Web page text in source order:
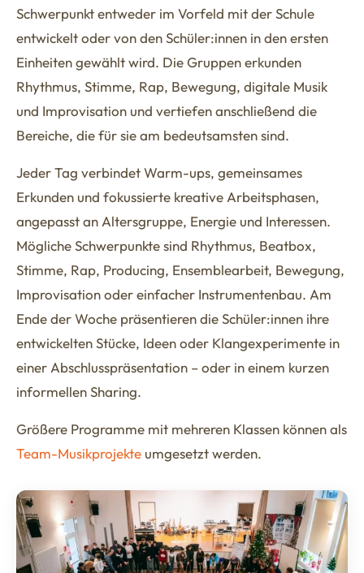
Schwerpunkt entweder im Vorfeld mit der Schule
entwickelt oder von den Schüler:innen in den ersten
Einheiten gewählt wird. Die Gruppen erkunden
Rhythmus, Stimme, Rap, Bewegung, digitale Musik
und Improvisation und vertiefen anschließend die
Bereiche, die für sie am bedeutsamsten sind.
Jeder Tag verbindet Warm-ups, gemeinsames
Erkunden und fokussierte kreative Arbeitsphasen,
angepasst an Altersgruppe, Energie und Interessen.
Mögliche Schwerpunkte sind Rhythmus, Beatbox,
Stimme, Rap, Producing, Ensemblearbeit, Bewegung,
Improvisation oder einfacher Instrumentenbau. Am
Ende der Woche präsentieren die Schüler:innen ihre
entwickelten Stücke, Ideen oder Klangexperimente in
einer Abschlusspräsentation – oder in einem kurzen
informellen Sharing.
Größere Programme mit mehreren Klassen können als
Team-Musikprojekte umgesetzt werden.